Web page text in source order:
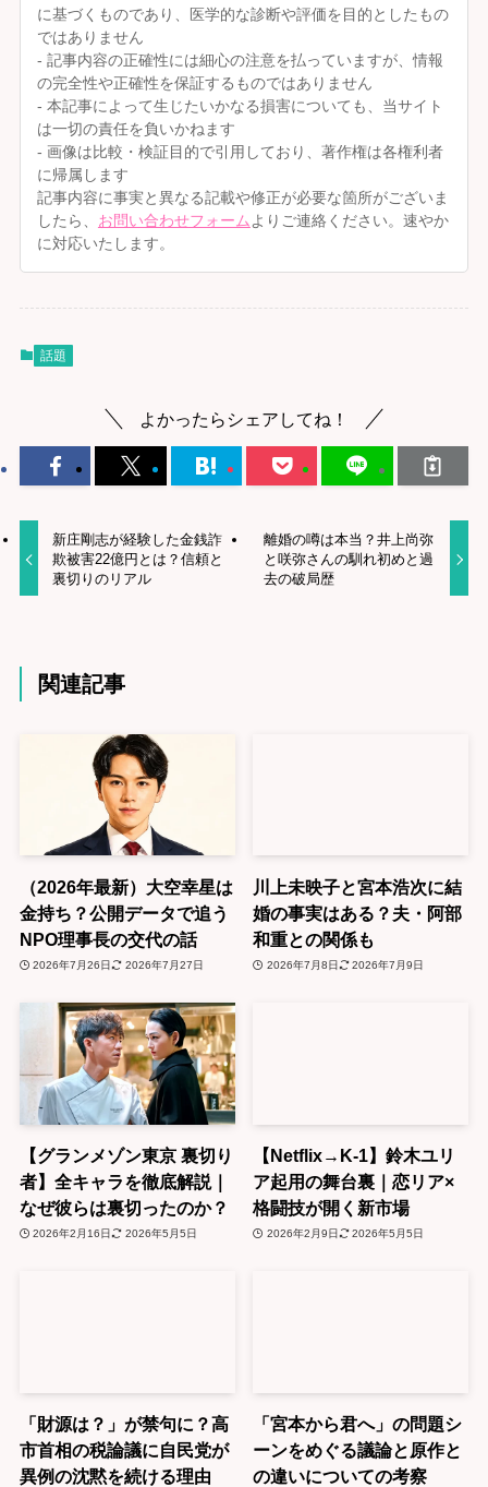
に基づくものであり、医学的な診断や評価を目的としたもの
ではありません
- 記事内容の正確性には細心の注意を払っていますが、情報
の完全性や正確性を保証するものではありません
- 本記事によって生じたいかなる損害についても、当サイト
は一切の責任を負いかねます
- 画像は比較・検証目的で引用しており、著作権は各権利者
に帰属します
記事内容に事実と異なる記載や修正が必要な箇所がございま
したら、 お問い合わせフォーム よりご連絡ください。速やか
に対応いたします。
話題
よかったらシェアしてね！
新庄剛志が経験した金銭詐
欺被害22億円とは？信頼と
裏切りのリアル
離婚の噂は本当？井上尚弥
と咲弥さんの馴れ初めと過
去の破局歴
関連記事
（2026年最新）大空幸星は
金持ち？公開データで追う
NPO理事長の交代の話
2026年7月26日 2026年7月27日
川上未映子と宮本浩次に結
婚の事実はある？夫・阿部
和重との関係も
2026年7月8日 2026年7月9日
【グランメゾン東京 裏切り
者】全キャラを徹底解説｜
なぜ彼らは裏切ったのか？
2026年2月16日 2026年5月5日
【Netflix→K-1】鈴木ユリ
ア起用の舞台裏｜恋リア×
格闘技が開く新市場
2026年2月9日 2026年5月5日
「財源は？」が禁句に？高
市首相の税論議に自民党が
異例の沈黙を続ける理由
「宮本から君へ」の問題シ
ーンをめぐる議論と原作と
の違いについての考察